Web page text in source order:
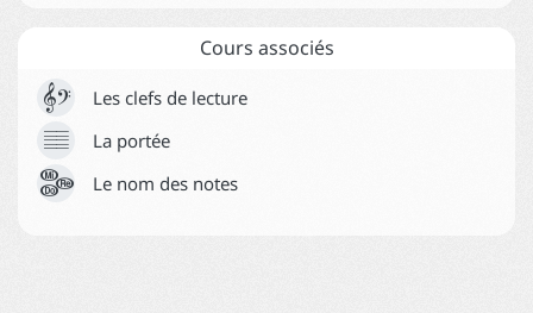
CGUV
S'inscrire
Cours associés
 Les clefs de lecture
 La portée

 Le nom des notes